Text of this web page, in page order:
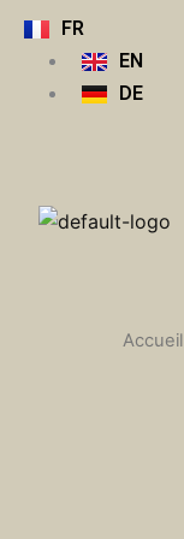
Aller
FR
EN
DE
Accueil